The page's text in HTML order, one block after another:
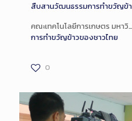
สืบสานวัฒนธรรมการทำขวัญข้
คณะเทคโนโลยีการเกษตร มหาวิ…
การทำขวัญข้าวของชาวไทย
0